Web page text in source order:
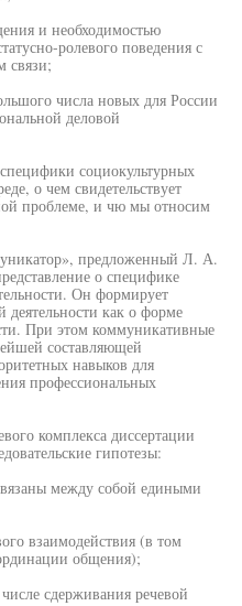
и необходимостью
ролевого поведения с
связи;
числа новых для России
деловой
социокультурных
о чем свидетельствует
проблеме, и чю мы относим
предложенный Л. А.
о специфике
Он формирует
деятельности как о форме
При этом коммуникативные
составляющей
навыков для
профессиональных
комплекса диссертации
гипотезы:
между собой едиными
взаимодействия (в том
общения);
сдерживания речевой